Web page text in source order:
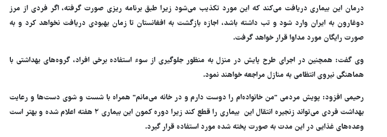
درمان این بیماری دریافت می‌کند که این مورد تکذیب می‌شود زیرا طبق برنامه ریزی صورت گرفته، اگر فردی از مرز
دوغارون به ایران وارد شود و تب داشته باشد، اجازه بازگشت به افغانستان تا زمان بهبودی دریافت نخواهد کرد و به
صورت رایگان مورد مداوا قرار خواهد گرفت.
وی گفت: همچنین در اجرای طرح پایش در منزل به منظور جلوگیری از سوء استفاده برخی افراد، گروه‌های بهداشتی با
هماهنگی نیروی انتظامی به منازل مراجعه خواهند نمود.
رحیمی افزود: پویش مردمی "من خانواده‌ام را دوست دارم و در خانه می‌مانم" همراه با شست و شوی دست‌ها و رعایت
بهداشت فردی می‌تواند زنجیره انتقال این بیماری را قطع کند زیرا دوره کمون این بیماری ۲ هفته اعلام شده و بهتر است
وعده‌های غذایی در این مدت به صورت پخته شده مورد استفاده قرار گیرد.